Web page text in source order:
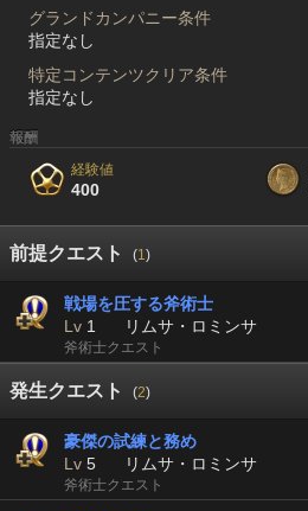
グランドカンパニー条件
指定なし
特定コンテンツクリア条件
指定なし
報酬
経験値
400
前提クエスト (1)
戦場を圧する斧術士
Lv 1 リムサ・ロミンサ
斧術士クエスト
発生クエスト (2)
豪傑の試練と務め
Lv 5 リムサ・ロミンサ
斧術士クエスト